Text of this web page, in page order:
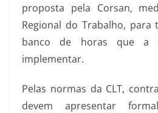
proposta pela Corsan,
Regional do Trabalho,
banco de horas que a
implementar.
Pelas normas da CLT,
devem apresentar